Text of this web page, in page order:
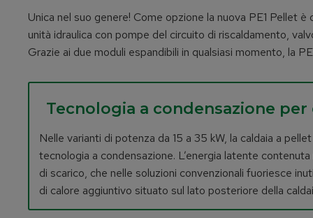
Unica nel suo genere! Come opzione la nuova PE1 Pellet
unità idraulica con pompe del circuito di riscaldamento,
Grazie ai due moduli espandibili in qualsiasi momento, la
Tecnologia a condensazione
Nelle varianti di potenza da 15 a 35 kW, la caldaia a
tecnologia a condensazione. L’energia latente contenuta
di scarico, che nelle soluzioni convenzionali fuoriesce
di calore aggiuntivo situato sul lato posteriore della